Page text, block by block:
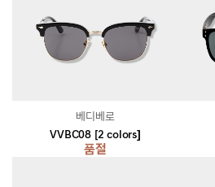
VVBC08 [2 colors]
품절
베디베로